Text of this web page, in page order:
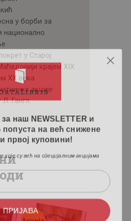
у борби за
национално
у Старој
крајем XIX
XX века
акције
Л. Гангл
наш NEWSLETTER и
попуста на већ снижене
првој куповини!
ПРИЈАВА